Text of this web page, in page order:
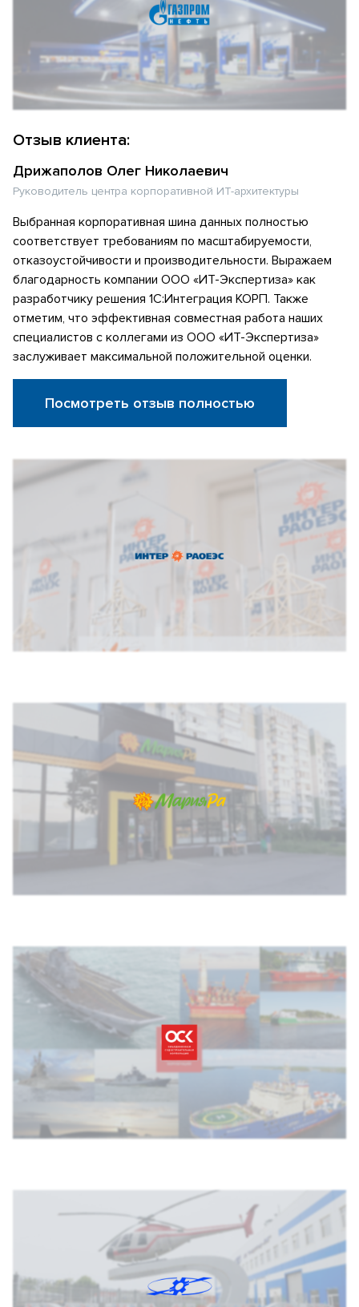
Отзыв клиента:
Дрижаполов Олег Николаевич
Руководитель центра корпоративной ИТ-архитектуры
Выбранная корпоративная шина данных полностью
соответствует требованиям по масштабируемости,
отказоустойчивости и производительности. Выражаем
благодарность компании ООО «ИТ-Экспертиза» как
разработчику решения 1С:Интеграция КОРП. Также
отметим, что эффективная совместная работа наших
специалистов с коллегами из ООО «ИТ-Экспертиза»
заслуживает максимальной положительной оценки.
Посмотреть отзыв полностью